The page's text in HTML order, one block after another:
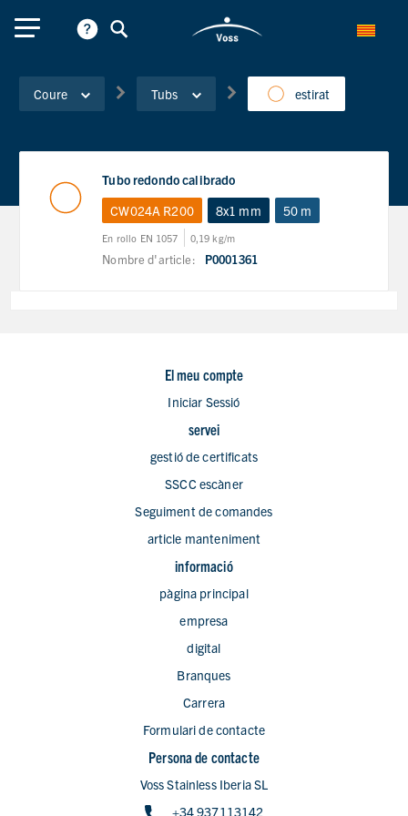
Coure Tubs estirat
Tubo redondo calibrado
CW024A R200
8x1 mm 50 m
En rollo EN 1057 0,19 kg/m
Nombre d'article: P0001361
El meu compte
Iniciar Sessió
servei
gestió de certificats
SSCC escàner
Seguiment de comandes
article manteniment
informació
pàgina principal
empresa
digital
Branques
Carrera
Formulari de contacte
Persona de contacte
Voss Stainless Iberia SL
+34 937113142